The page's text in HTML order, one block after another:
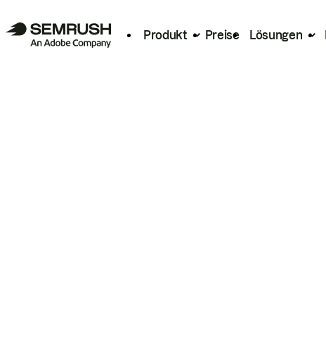
Produkt Preise Lösungen